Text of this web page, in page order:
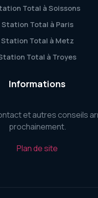
Total à Soissons
Station Total à Paris
Station Total à Metz
Total à Troyes
Informations
et autres conseils
prochainement.
Plan de site